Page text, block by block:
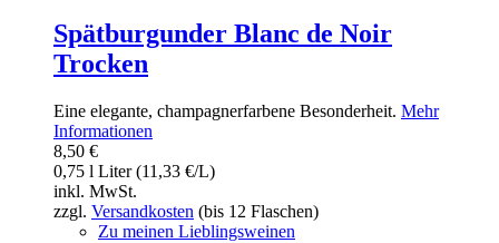
Spätburgunder Blanc de Noir
Trocken
Eine elegante, champagnerfarbene Besonderheit. Mehr
Informationen
8,50 €
0,75 l Liter (11,33 €/L)
inkl. MwSt.
zzgl. Versandkosten (bis 12 Flaschen)
Zu meinen Lieblingsweinen